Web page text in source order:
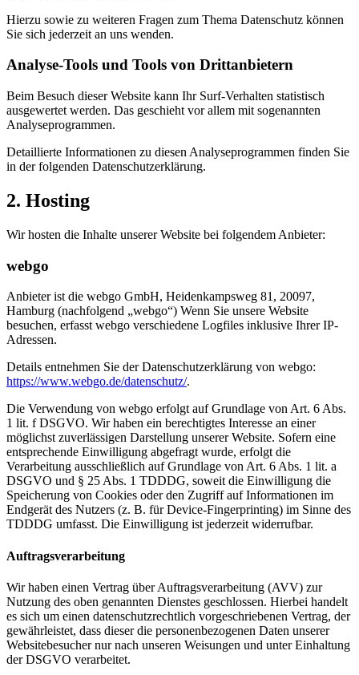
Hierzu sowie zu weiteren Fragen zum Thema Datenschutz können
Sie sich jederzeit an uns wenden.
Analyse-Tools und Tools von Dritt­anbietern
Beim Besuch dieser Website kann Ihr Surf-Verhalten statistisch
ausgewertet werden. Das geschieht vor allem mit sogenannten
Analyseprogrammen.
Detaillierte Informationen zu diesen Analyseprogrammen finden Sie
in der folgenden Datenschutzerklärung.
2. Hosting
Wir hosten die Inhalte unserer Website bei folgendem Anbieter:
webgo
Anbieter ist die webgo GmbH, Heidenkampsweg 81, 20097,
Hamburg (nachfolgend „webgo“) Wenn Sie unsere Website
besuchen, erfasst webgo verschiedene Logfiles inklusive Ihrer IP-
Adressen.
Details entnehmen Sie der Datenschutzerklärung von webgo:
https://www.webgo.de/datenschutz/.
Die Verwendung von webgo erfolgt auf Grundlage von Art. 6 Abs.
1 lit. f DSGVO. Wir haben ein berechtigtes Interesse an einer
möglichst zuverlässigen Darstellung unserer Website. Sofern eine
entsprechende Einwilligung abgefragt wurde, erfolgt die
Verarbeitung ausschließlich auf Grundlage von Art. 6 Abs. 1 lit. a
DSGVO und § 25 Abs. 1 TDDDG, soweit die Einwilligung die
Speicherung von Cookies oder den Zugriff auf Informationen im
Endgerät des Nutzers (z. B. für Device-Fingerprinting) im Sinne des
TDDDG umfasst. Die Einwilligung ist jederzeit widerrufbar.
Auftragsverarbeitung
Wir haben einen Vertrag über Auftragsverarbeitung (AVV) zur
Nutzung des oben genannten Dienstes geschlossen. Hierbei handelt
es sich um einen datenschutzrechtlich vorgeschriebenen Vertrag, der
gewährleistet, dass dieser die personenbezogenen Daten unserer
Websitebesucher nur nach unseren Weisungen und unter Einhaltung
der DSGVO verarbeitet.